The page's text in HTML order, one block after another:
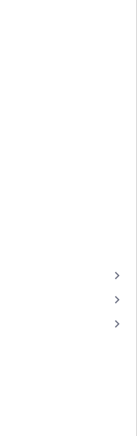
keyboard_arrow_right
keyboard_arrow_right
keyboard_arrow_right